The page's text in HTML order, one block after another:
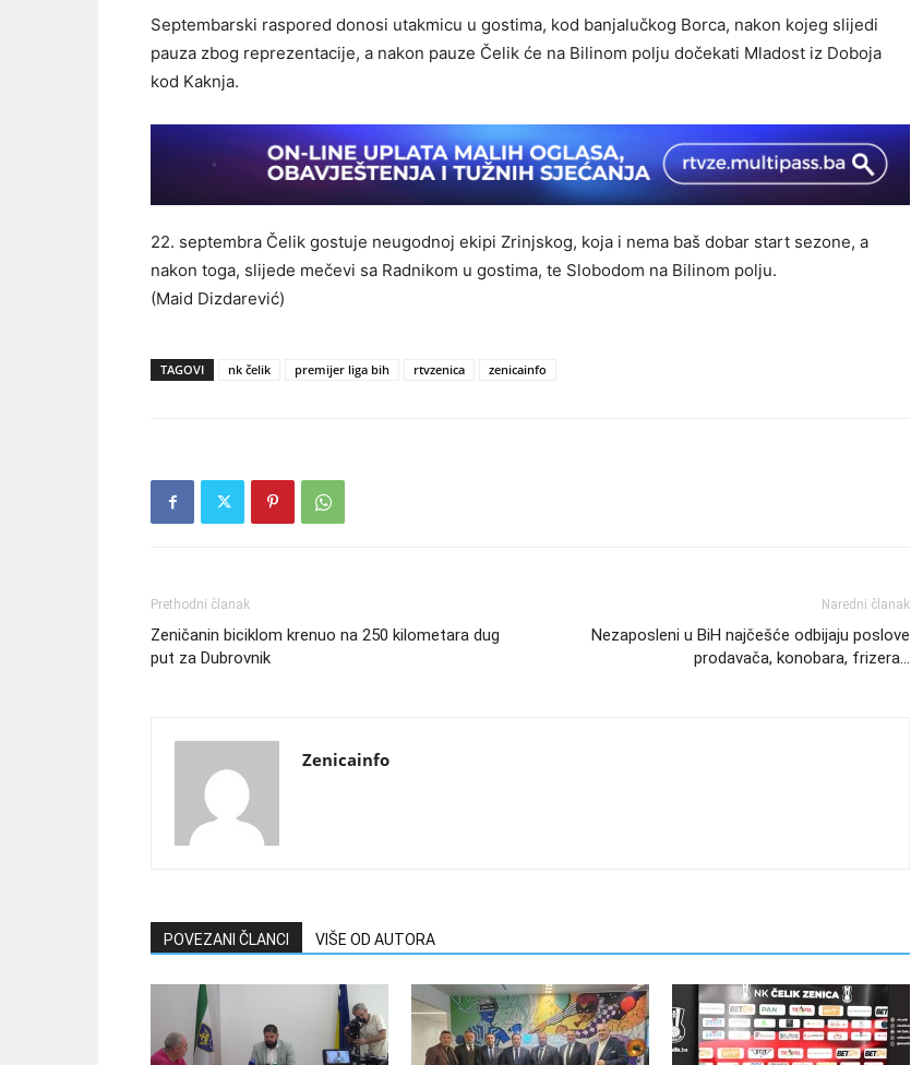
Septembarski raspored donosi utakmicu u gostima, kod banjalučkog Borca, nakon kojeg slijedi
pauza zbog reprezentacije, a nakon pauze Čelik će na Bilinom polju dočekati Mladost iz Doboja
kod Kaknja.
22. septembra Čelik gostuje neugodnoj ekipi Zrinjskog, koja i nema baš dobar start sezone, a
nakon toga, slijede mečevi sa Radnikom u gostima, te Slobodom na Bilinom polju.
(Maid Dizdarević)
TAGOVI nk čelik premijer liga bih rtvzenica zenicainfo
Prethodni članak
Zeničanin biciklom krenuo na 250 kilometara dug
put za Dubrovnik
Naredni članak
Nezaposleni u BiH najčešće odbijaju poslove
prodavača, konobara, frizera…
Zenicainfo
POVEZANI ČLANCI VIŠE OD AUTORA